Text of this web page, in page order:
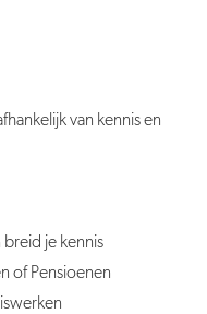
van kennis en
breid je kennis
of Pensioenen